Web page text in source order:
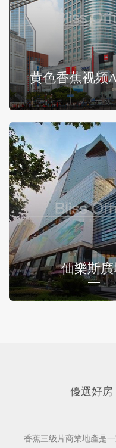
黄色香蕉视频
仙樂斯
優選好房
香蕉三级片商業地產是一